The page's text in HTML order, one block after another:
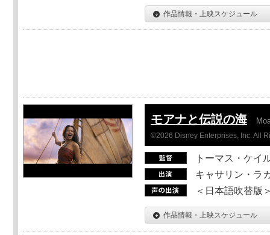
作品情報・上映スケジュール
モアナと伝説の海
©2026 Disney Enterprises, Inc. All
トーマス・ケイ
キャサリン・ラ
＜日本語吹替版
作品情報・上映スケジュール